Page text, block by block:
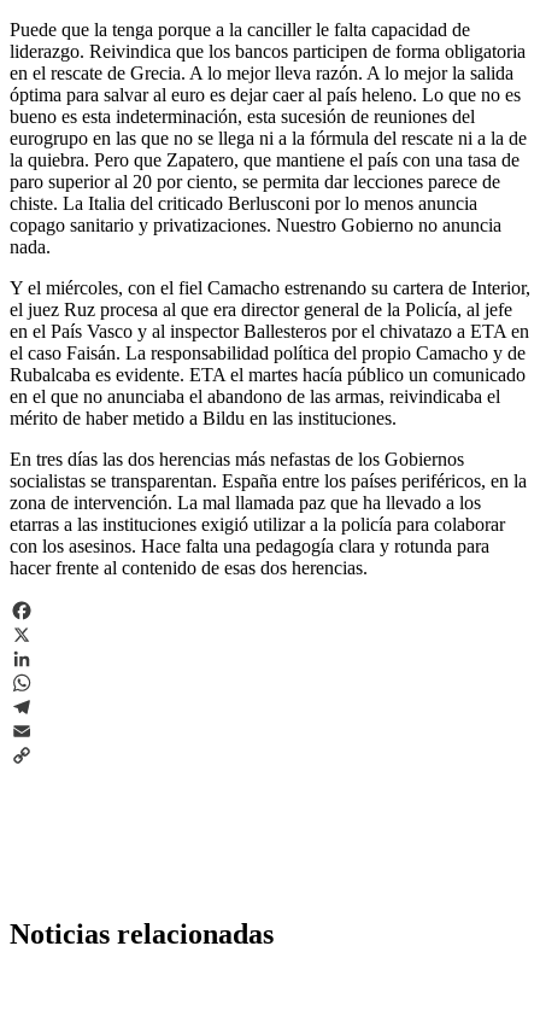
Puede que la tenga porque a la canciller le falta capacidad de
liderazgo. Reivindica que los bancos participen de forma obligatoria
en el rescate de Grecia. A lo mejor lleva razón. A lo mejor la salida
óptima para salvar al euro es dejar caer al país heleno. Lo que no es
bueno es esta indeterminación, esta sucesión de reuniones del
eurogrupo en las que no se llega ni a la fórmula del rescate ni a la de
la quiebra. Pero que Zapatero, que mantiene el país con una tasa de
paro superior al 20 por ciento, se permita dar lecciones parece de
chiste. La Italia del criticado Berlusconi por lo menos anuncia
copago sanitario y privatizaciones. Nuestro Gobierno no anuncia
nada.
Y el miércoles, con el fiel Camacho estrenando su cartera de Interior,
el juez Ruz procesa al que era director general de la Policía, al jefe
en el País Vasco y al inspector Ballesteros por el chivatazo a ETA en
el caso Faisán. La responsabilidad política del propio Camacho y de
Rubalcaba es evidente. ETA el martes hacía público un comunicado
en el que no anunciaba el abandono de las armas, reivindicaba el
mérito de haber metido a Bildu en las instituciones.
En tres días las dos herencias más nefastas de los Gobiernos
socialistas se transparentan. España entre los países periféricos, en la
zona de intervención. La mal llamada paz que ha llevado a los
etarras a las instituciones exigió utilizar a la policía para colaborar
con los asesinos. Hace falta una pedagogía clara y rotunda para
hacer frente al contenido de esas dos herencias.
Facebook
X
LinkedIn
WhatsApp
Telegram
Email
Noticias relacionadas